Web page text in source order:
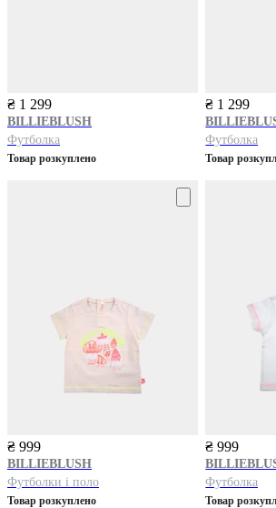
₴ 1 299
BILLIEBLUSH
Футболка
Товар розкуплено
₴ 1 299
Футболка
Товар
₴ 999
BILLIEBLUSH
Футболки і поло
Товар розкуплено
₴ 999
Футболка
Товар